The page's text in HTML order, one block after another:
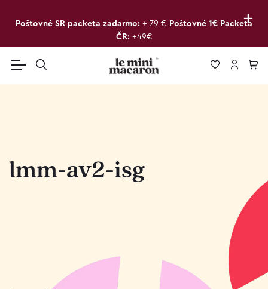
+
Poštovné SR packeta zadarmo: + 79 € Poštovné 1€ Packeta
ČR: +49€
lmm-av2-isg